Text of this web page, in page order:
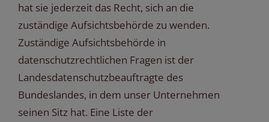
hat sie jederzeit das Recht, sich an die
zuständige Aufsichtsbehörde zu wenden.
Zuständige Aufsichtsbehörde in
datenschutzrechtlichen Fragen ist der
Landesdatenschutzbeauftragte des
Bundeslandes, in dem unser Unternehmen
seinen Sitz hat. Eine Liste der